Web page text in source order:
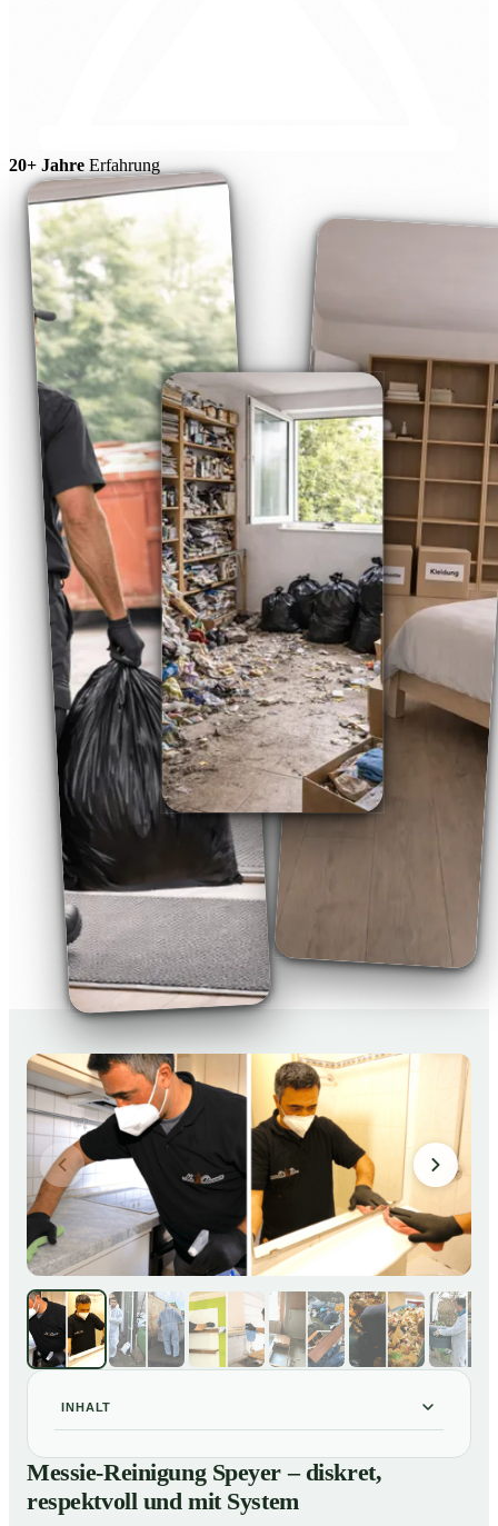
20+ Jahre Erfahrung
INHALT
Messie-Reinigung Speyer – diskret, respektvoll und
mit System
Warum professionelle Hilfe bei einer Messie-Wohnung
Messie-Reinigung Speyer – diskret,
respektvoll und mit System